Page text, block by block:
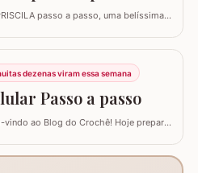
passo a passo, uma belíssima
trabalhos. Barbante barroco
dezenas viram essa semana
Passo a passo
vindo ao Blog do Crochê! Hoje preparei